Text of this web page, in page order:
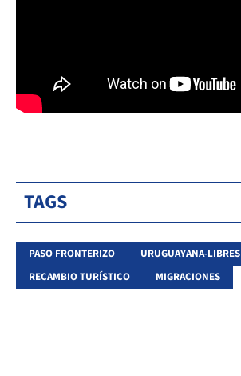
TAGS
PASO FRONTERIZO URUGUAYANA-LIBRES
RECAMBIO TURÍSTICO
MIGRACIONES